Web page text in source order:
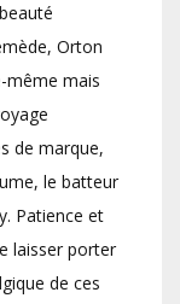
Orton
même mais
de marque,
le batteur
Patience et
laisser porter
de ces